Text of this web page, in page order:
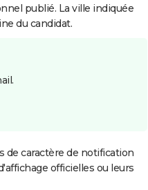
publié. La ville indiquée
du candidat.
de caractère de notification
officielles ou leurs